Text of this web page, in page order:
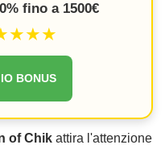
fino a 1500€
BONUS
of Chik attira l'attenzione